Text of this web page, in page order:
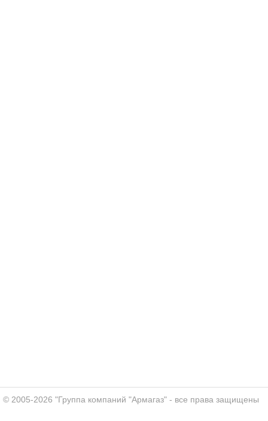
© 2005-2026 "Группа компаний "Армагаз" - все права защищены